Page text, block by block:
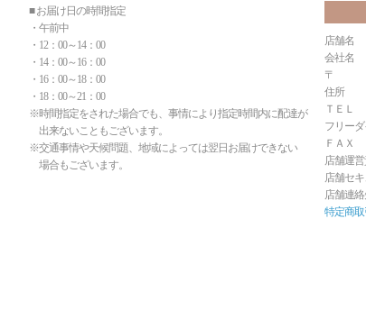
■ お届け日の時間指定
・午前中
・12：00～14：00
・14：00～16：00
・16：00～18：00
・18：00～21：00
※時間指定をされた場合でも、事情により指定時間内に配達が
出来ないこともございます。
※交通事情や天候問題、地域によっては翌日お届けできない
場合もございます。
店舗
会社
住所
Ｔ
フリー
Ｆ
店舗運
店舗セ
店舗連絡
特定商